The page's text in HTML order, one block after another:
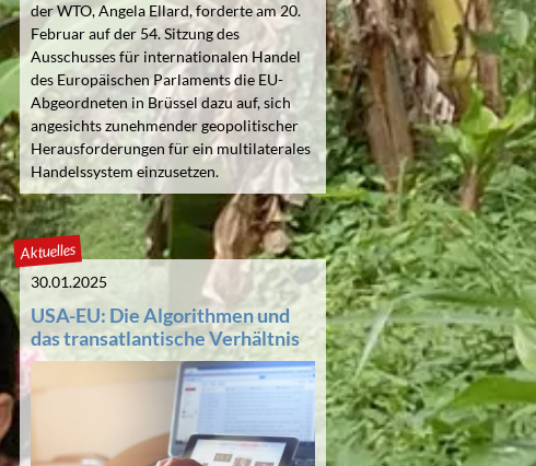
der WTO, Angela Ellard, forderte am 20.
Februar auf der 54. Sitzung des
Ausschusses für internationalen Handel
des Europäischen Parlaments die EU-
Abgeordneten in Brüssel dazu auf, sich
angesichts zunehmender geopolitischer
Herausforderungen für ein multilaterales
Handelssystem einzusetzen.
Aktuelles
30.01.2025
USA-EU: Die Algorithmen und
das transatlantische Verhältnis